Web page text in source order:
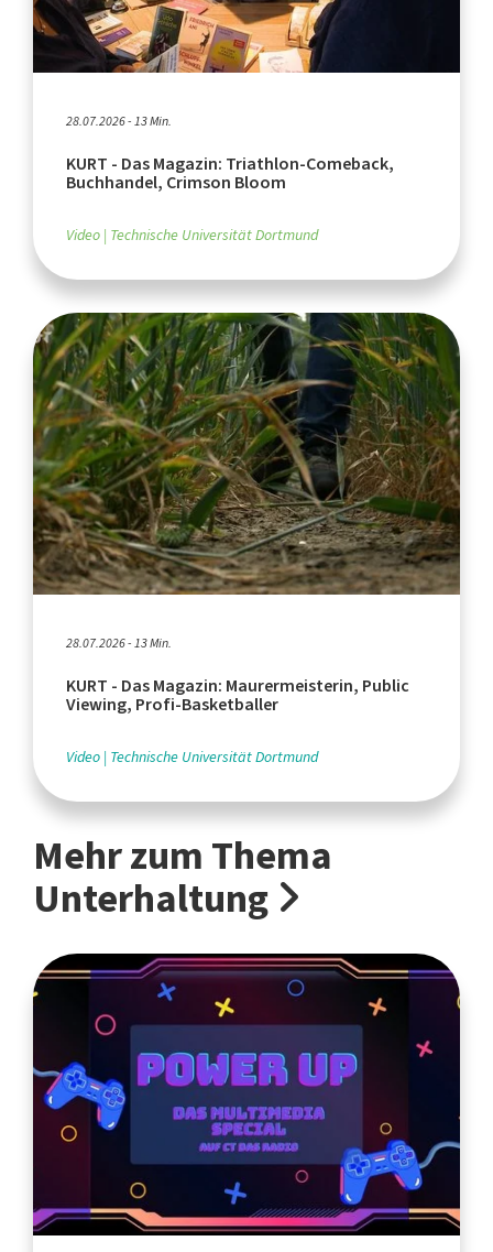
28.07.2026 - 13 Min.
KURT - Das Magazin: Triathlon-Comeback,
Buchhandel, Crimson Bloom
Video Technische Universität Dortmund
28.07.2026 - 13 Min.
KURT - Das Magazin: Maurermeisterin, Public
Viewing, Profi-Basketballer
Video Technische Universität Dortmund
Mehr zum Thema
Unterhaltung